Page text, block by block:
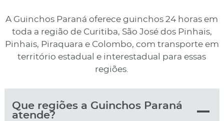
A Guinchos Paraná oferece guinchos 24 horas em
toda a região de Curitiba, São José dos Pinhais,
Pinhais, Piraquara e Colombo, com transporte em
território estadual e interestadual para essas
regiões.
Que regiões a Guinchos Paraná
atende?